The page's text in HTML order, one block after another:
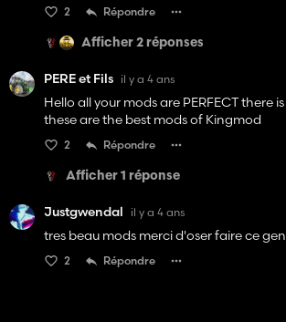
2 Répondre
Afficher 2 réponses
PERE et Fils il y a 4 ans
Hello all your mods are PERFECT there
these are the best mods of Kingmod
2 Répondre
Afficher 1 réponse
Justgwendal il y a 4 ans
tres beau mods merci d'oser faire ce
2 Répondre